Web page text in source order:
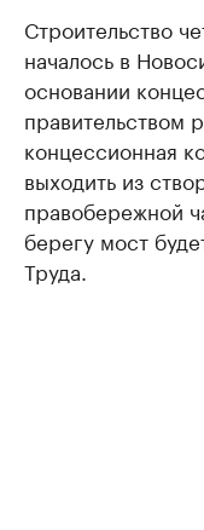
Строительство
началось в
основании
правительством
концессионная
выходить из
правобережной
берегу мост
Труда.